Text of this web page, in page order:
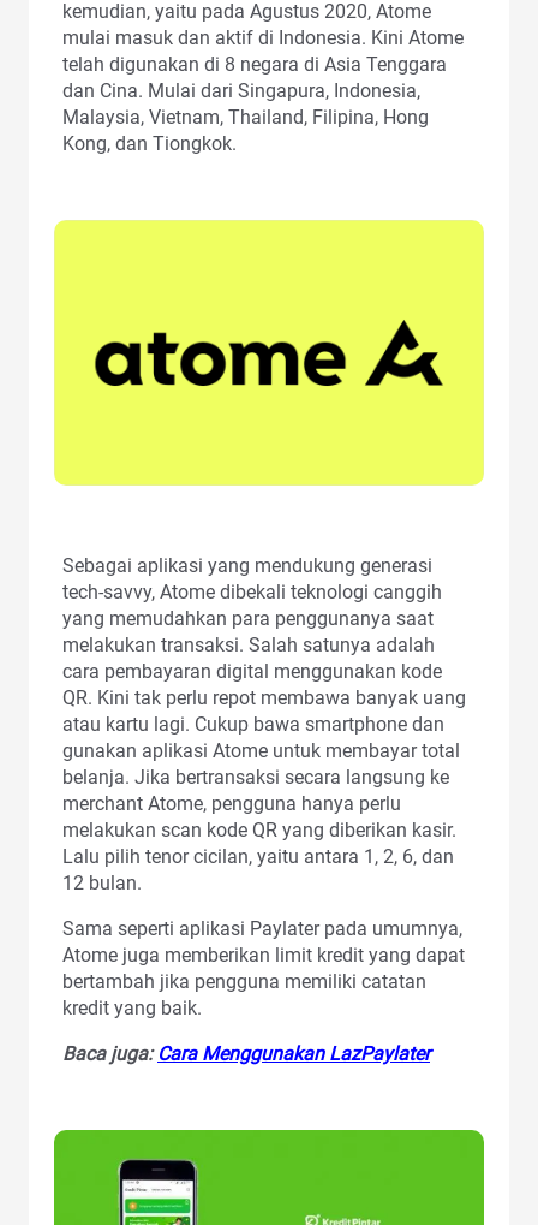
kemudian, yaitu pada Agustus 2020, Atome
mulai masuk dan aktif di Indonesia. Kini Atome
telah digunakan di 8 negara di Asia Tenggara
dan Cina. Mulai dari Singapura, Indonesia,
Malaysia, Vietnam, Thailand, Filipina, Hong
Kong, dan Tiongkok.
Sebagai aplikasi yang mendukung generasi
tech-savvy, Atome dibekali teknologi canggih
yang memudahkan para penggunanya saat
melakukan transaksi. Salah satunya adalah
cara pembayaran digital menggunakan kode
QR. Kini tak perlu repot membawa banyak uang
atau kartu lagi. Cukup bawa smartphone dan
gunakan aplikasi Atome untuk membayar total
belanja. Jika bertransaksi secara langsung ke
merchant Atome, pengguna hanya perlu
melakukan scan kode QR yang diberikan kasir.
Lalu pilih tenor cicilan, yaitu antara 1, 2, 6, dan
12 bulan.
Sama seperti aplikasi Paylater pada umumnya,
Atome juga memberikan limit kredit yang dapat
bertambah jika pengguna memiliki catatan
kredit yang baik.
Baca juga: Cara Menggunakan LazPaylater